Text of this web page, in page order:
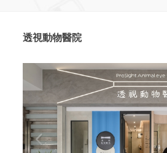
透視動物醫院